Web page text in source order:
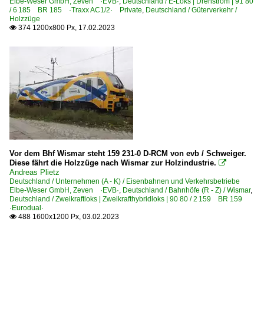
/ 6 185 BR 185 ·Traxx AC1/2· Private Deutschland / Güterverkehr /
Holzzüge
 374 1200x800 Px, 17.02.2023
Vor dem Bhf Wismar steht 159 231-0 D-RCM von evb / Schweiger.
Diese fährt die Holzzüge nach Wismar zur Holzindustrie. 
Andreas Plietz
Deutschland / Unternehmen (A - K) / Eisenbahnen und Verkehrsbetriebe
Elbe-Weser GmbH, Zeven ·EVB· Deutschland / Bahnhöfe (R - Z) / Wismar,
Deutschland / Zweikraftloks | Zweikrafthybridloks | 90 80 / 2 159 BR 159
·Eurodual·
 488 1600x1200 Px, 03.02.2023